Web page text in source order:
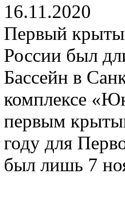
16.11.2020
Первый
России был
Бассейн в
комплексе
первым
году для
был лишь 7